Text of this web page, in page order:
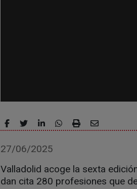
27/06/2025
Valladolid acoge la sexta
dan cita 280 profesiones que